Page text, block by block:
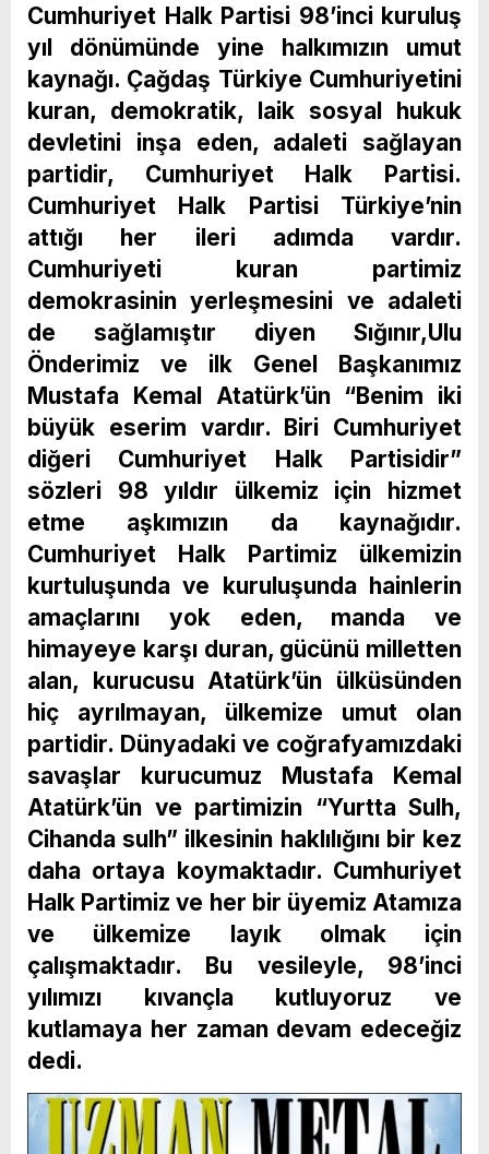
Cumhuriyet Halk Partisi 98’inci kuruluş
yıl dönümünde yine halkımızın umut
kaynağı. Çağdaş Türkiye Cumhuriyetini
kuran, demokratik, laik sosyal hukuk
devletini inşa eden, adaleti sağlayan
partidir, Cumhuriyet Halk Partisi.
Cumhuriyet Halk Partisi Türkiye’nin
attığı her ileri adımda vardır.
Cumhuriyeti kuran partimiz
demokrasinin yerleşmesini ve adaleti
de sağlamıştır diyen Sığınır,Ulu
Önderimiz ve ilk Genel Başkanımız
Mustafa Kemal Atatürk’ün “Benim iki
büyük eserim vardır. Biri Cumhuriyet
diğeri Cumhuriyet Halk Partisidir”
sözleri 98 yıldır ülkemiz için hizmet
etme aşkımızın da kaynağıdır.
Cumhuriyet Halk Partimiz ülkemizin
kurtuluşunda ve kuruluşunda hainlerin
amaçlarını yok eden, manda ve
himayeye karşı duran, gücünü milletten
alan, kurucusu Atatürk’ün ülküsünden
hiç ayrılmayan, ülkemize umut olan
partidir. Dünyadaki ve coğrafyamızdaki
savaşlar kurucumuz Mustafa Kemal
Atatürk’ün ve partimizin “Yurtta Sulh,
Cihanda sulh” ilkesinin haklılığını bir kez
daha ortaya koymaktadır. Cumhuriyet
Halk Partimiz ve her bir üyemiz Atamıza
ve ülkemize layık olmak için
çalışmaktadır. Bu vesileyle, 98’inci
yılımızı kıvançla kutluyoruz ve
kutlamaya her zaman devam edeceğiz
dedi.